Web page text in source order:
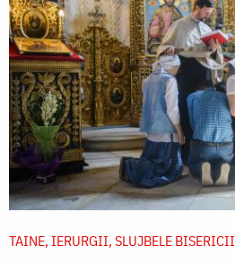
TAINE, IERURGII, SLUJBELE BISERICII